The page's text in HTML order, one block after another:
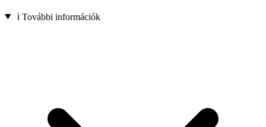
ℹ️ További információk